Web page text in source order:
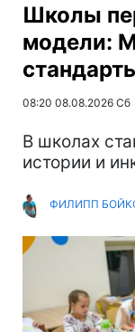
Школы
модели:
08:20 08.08.2026 Сб
В школах
истории и
ФИЛИПП